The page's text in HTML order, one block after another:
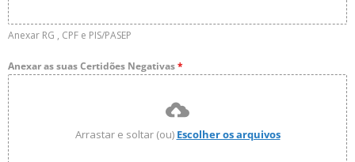
Anexar RG , CPF e PIS/PASEP
Anexar as suas Certidões Negativas*
Arrastar e soltar (ou) Escolher os arquivos